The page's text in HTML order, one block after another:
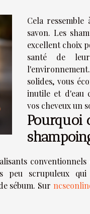
Cela
savon. Les
excellent choix
santé de
solides, vous
inutile et d'eau
vos cheveux un
Pourquoi
peu scrupuleux
sébum. Sur